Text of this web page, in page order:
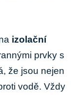
izolační
prvky s
že jsou ⁤nejen
vodě. Vždy